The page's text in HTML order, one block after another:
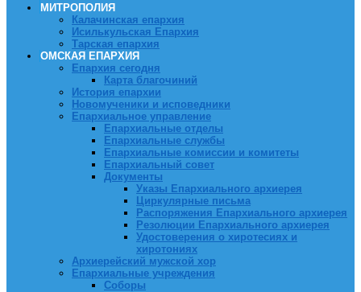
МИТРОПОЛИЯ
Калачинская епархия
Исилькульская Епархия
Тарская епархия
ОМСКАЯ ЕПАРХИЯ
Епархия сегодня
Карта благочиний
История епархии
Новомученики и исповедники
Епархиальное управление
Епархиальные отделы
Епархиальные службы
Епархиальные комиссии и комитеты
Епархиальный совет
Документы
Указы Епархиального архиерея
Циркулярные письма
Распоряжения Епархиального архиерея
Резолюции Епархиального архиерея
Удостоверения о хиротесиях и
хиротониях
Архиерейский мужской хор
Епархиальные учреждения
Соборы